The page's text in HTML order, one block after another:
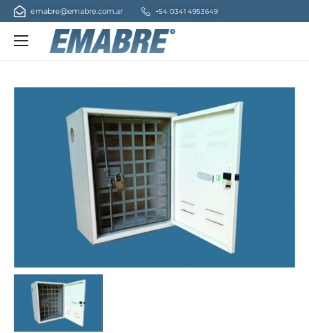
emabre@emabre.com.ar +54 0341 4953649